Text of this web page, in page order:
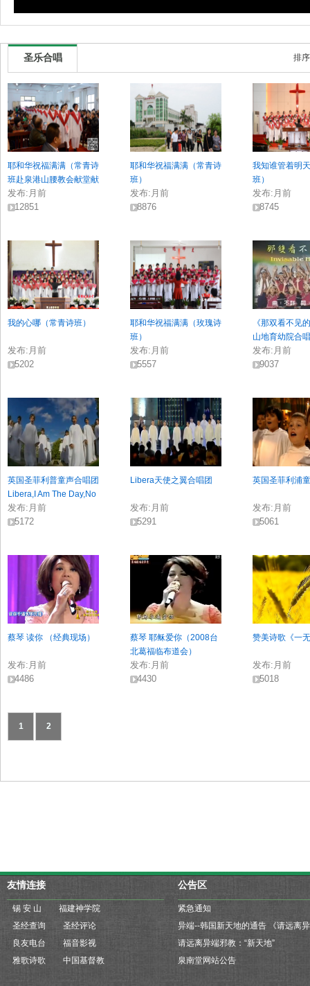
圣乐合唱 排
耶和华祝福满满（常青诗
班赴泉港山腰教会献堂献
唱）
发布: 月前
12851
耶和华祝福满满（常青诗
班）
发布: 月前
8876
我知谁管着明
班）
发布: 月前
8745
我的心哪（常青诗班）
发布: 月前
5202
耶和华祝福满满（玫瑰诗
班）
发布: 月前
5557
《那双看不见
山地育幼院合
发布: 月前
9037
英国圣菲利普童声合唱团
Libera,I Am The Day,No
1
发布: 月前
5172
Libera天使之翼合唱团
发布: 月前
5291
英国圣菲利浦
发布: 月前
5061
蔡琴 读你 （经典现场）
发布: 月前
4486
蔡琴 耶稣爱你（2008台
北葛福临布道会）
发布: 月前
4430
赞美诗歌《一
发布: 月前
5018
1 2
友情连接
锡 安 山
福建神学院
圣经查询
圣经评论
良友电台
福音影视
雅歌诗歌
中国基督教
公告区
紧急通知
请远离异端邪教：“新天地”
泉南堂网站公告